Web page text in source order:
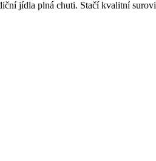
jídla plná chuti. Stačí kvalitní